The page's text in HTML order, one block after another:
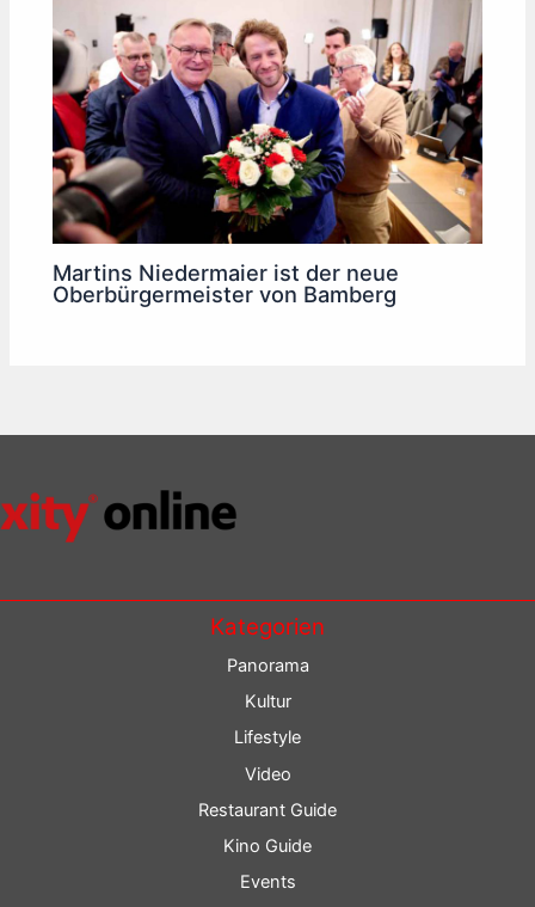
Martins Niedermaier ist der neue
Oberbürgermeister von Bamberg
Kategorien
Panorama
Kultur
Lifestyle
Video
Restaurant Guide
Kino Guide
Events